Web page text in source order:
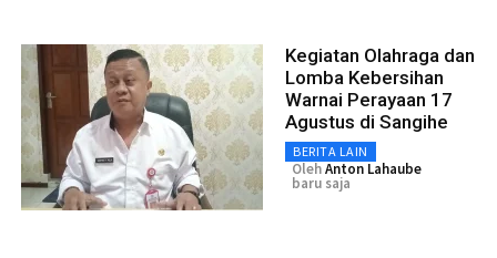
Kegiatan Olahraga dan
Lomba Kebersihan
Warnai Perayaan 17
Agustus di Sangihe
BERITA LAIN
OlehAnton Lahaube
baru saja